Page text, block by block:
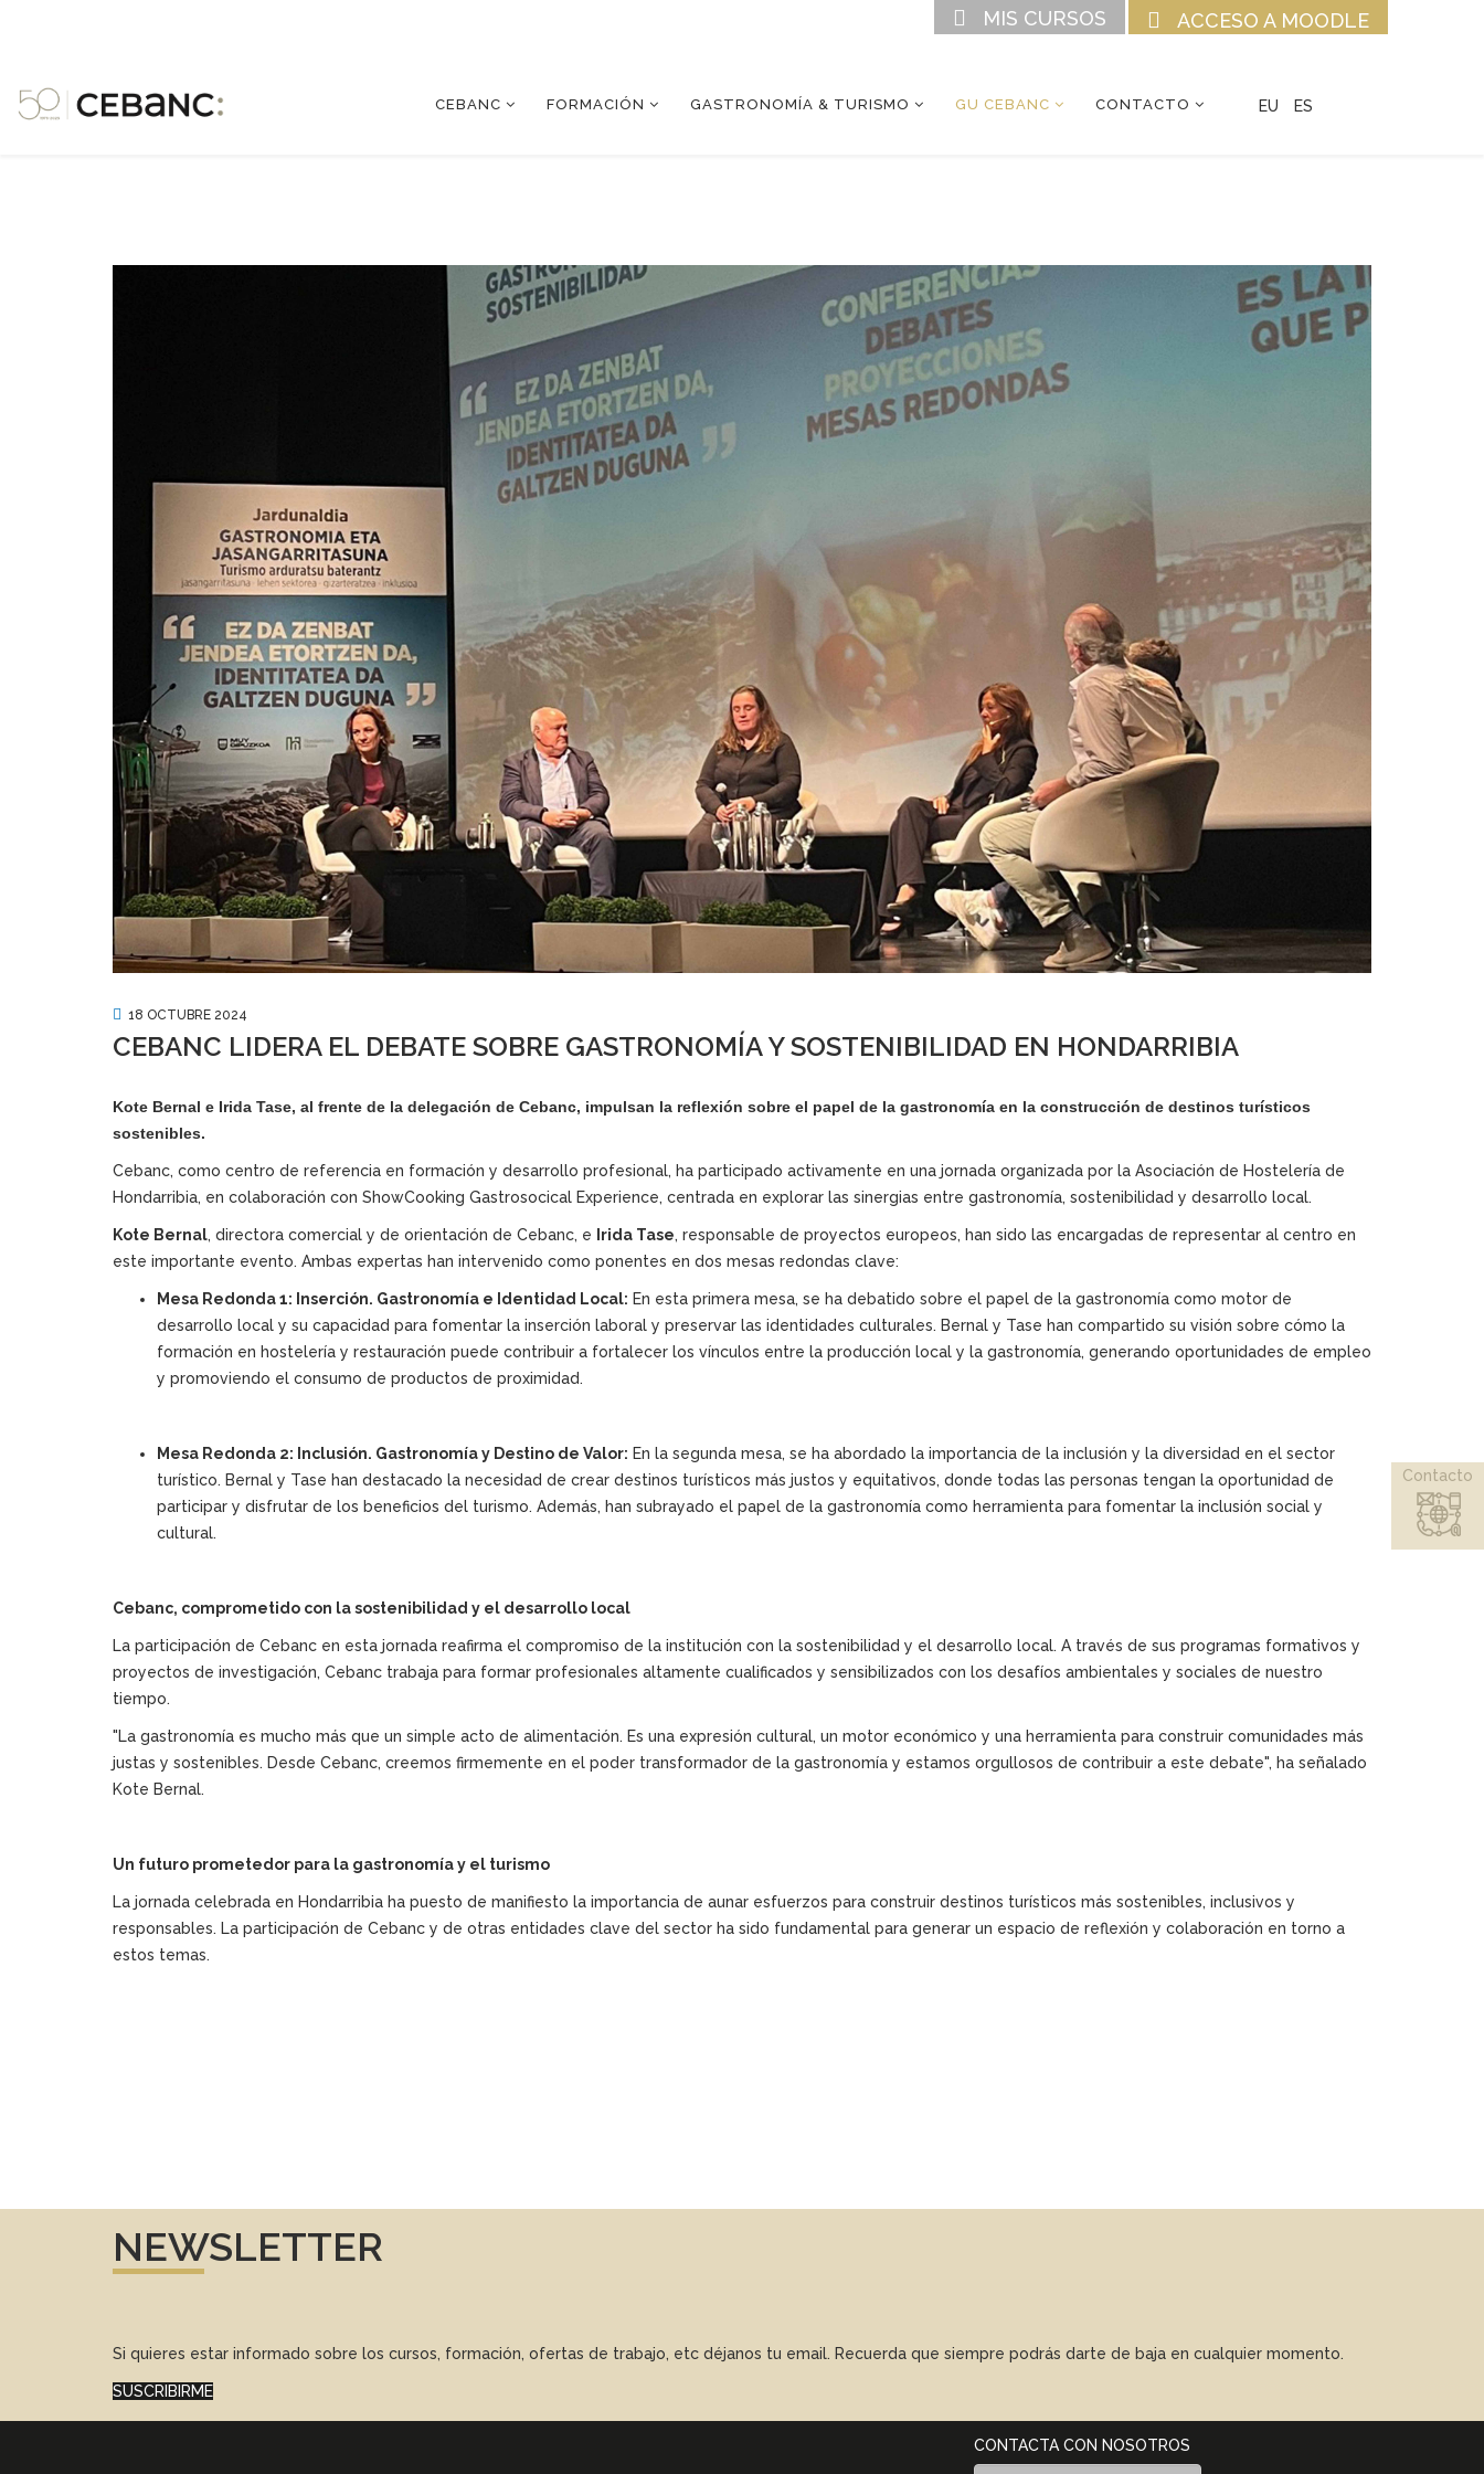
ACCESO A MOODLE
MIS CURSOS
CEBANC FORMACIÓN GASTRONOMÍA & TURISMO GU CEBANC CONTACTO EU ES
18 OCTUBRE 2024
CEBANC LIDERA EL DEBATE SOBRE GASTRONOMÍA Y SOSTENIBILIDAD EN HONDARRIBIA
Kote Bernal e Irida Tase, al frente de la delegación de Cebanc, impulsan la reflexión sobre el papel de la gastronomía en la construcción de destinos turísticos
sostenibles.
Cebanc, como centro de referencia en formación y desarrollo profesional, ha participado activamente en una jornada organizada por la Asociación de Hostelería de
Hondarribia, en colaboración con ShowCooking Gastrosocical Experience, centrada en explorar las sinergias entre gastronomía, sostenibilidad y desarrollo local.
Kote Bernal, directora comercial y de orientación de Cebanc, e Irida Tase, responsable de proyectos europeos, han sido las encargadas de representar al centro en
este importante evento. Ambas expertas han intervenido como ponentes en dos mesas redondas clave:
Mesa Redonda 1: Inserción. Gastronomía e Identidad Local: En esta primera mesa, se ha debatido sobre el papel de la gastronomía como motor de
desarrollo local y su capacidad para fomentar la inserción laboral y preservar las identidades culturales. Bernal y Tase han compartido su visión sobre cómo la
formación en hostelería y restauración puede contribuir a fortalecer los vínculos entre la producción local y la gastronomía, generando oportunidades de empleo
y promoviendo el consumo de productos de proximidad.
Mesa Redonda 2: Inclusión. Gastronomía y Destino de Valor: En la segunda mesa, se ha abordado la importancia de la inclusión y la diversidad en el sector
turístico. Bernal y Tase han destacado la necesidad de crear destinos turísticos más justos y equitativos, donde todas las personas tengan la oportunidad de
participar y disfrutar de los beneficios del turismo. Además, han subrayado el papel de la gastronomía como herramienta para fomentar la inclusión social y
cultural.
Cebanc, comprometido con la sostenibilidad y el desarrollo local
La participación de Cebanc en esta jornada reafirma el compromiso de la institución con la sostenibilidad y el desarrollo local. A través de sus programas formativos y
proyectos de investigación, Cebanc trabaja para formar profesionales altamente cualificados y sensibilizados con los desafíos ambientales y sociales de nuestro
tiempo.
"La gastronomía es mucho más que un simple acto de alimentación. Es una expresión cultural, un motor económico y una herramienta para construir comunidades más
justas y sostenibles. Desde Cebanc, creemos firmemente en el poder transformador de la gastronomía y estamos orgullosos de contribuir a este debate", ha señalado
Kote Bernal.
Un futuro prometedor para la gastronomía y el turismo
La jornada celebrada en Hondarribia ha puesto de manifiesto la importancia de aunar esfuerzos para construir destinos turísticos más sostenibles, inclusivos y
responsables. La participación de Cebanc y de otras entidades clave del sector ha sido fundamental para generar un espacio de reflexión y colaboración en torno a
estos temas.
NEWSLETTER
Si quieres estar informado sobre los cursos, formación, ofertas de trabajo, etc déjanos tu email. Recuerda que siempre podrás darte de baja en cualquier momento.
SUSCRIBIRME
CONTACTA CON NOSOTROS
Contacto